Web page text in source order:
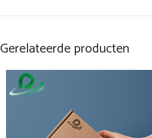
Gerelateerde producten